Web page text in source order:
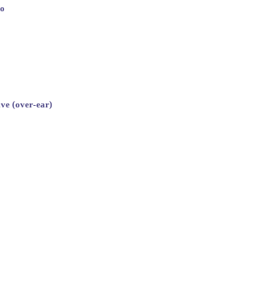
(over-ear)